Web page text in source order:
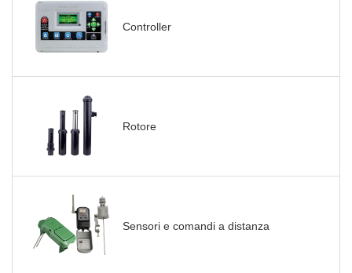
Controller
Rotore
Sensori e comandi a distanza